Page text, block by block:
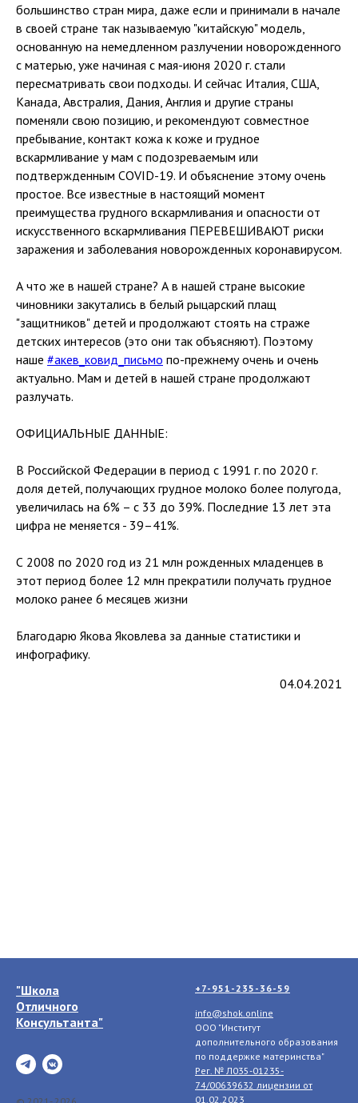
большинство стран мира, даже если и принимали в начале
в своей стране так называемую "китайскую" модель,
основанную на немедленном разлучении новорожденного
с матерью, уже начиная с мая-июня 2020 г. стали
пересматривать свои подходы. И сейчас Италия, США,
Канада, Австралия, Дания, Англия и другие страны
поменяли свою позицию, и рекомендуют совместное
пребывание, контакт кожа к коже и грудное
вскармливание у мам с подозреваемым или
подтвержденным COVID-19. И объяснение этому очень
простое. Все известные в настоящий момент
преимущества грудного вскармливания и опасности от
искусственного вскармливания ПЕРЕВЕШИВАЮТ риски
заражения и заболевания новорожденных коронавирусом.
А что же в нашей стране? А в нашей стране высокие
чиновники закутались в белый рыцарский плащ
"защитников" детей и продолжают стоять на страже
детских интересов (это они так объясняют). Поэтому
наше #акев_ковид_письмо по-прежнему очень и очень
актуально. Мам и детей в нашей стране продолжают
разлучать.
ОФИЦИАЛЬНЫЕ ДАННЫЕ:
В Российской Федерации в период с 1991 г. по 2020 г.
доля детей, получающих грудное молоко более полугода,
увеличилась на 6% – с 33 до 39%. Последние 13 лет эта
цифра не меняется - 39–41%.
С 2008 по 2020 год из 21 млн рожденных младенцев в
этот период более 12 млн прекратили получать грудное
молоко ранее 6 месяцев жизни
Благодарю Якова Яковлева за данные статистики и
инфографику.
04.04.2021
"Школа
Отличного
Консультанта"
+7-951-235-36-59
info@shok.online
ООО "Институт
дополнительного образования
по поддержке материнства"
Рег. № Л035-01235-
74/00639632 лицензии от
01.02.2023